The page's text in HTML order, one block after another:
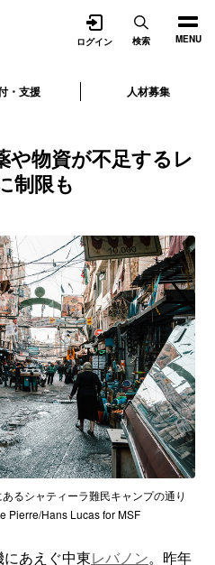
MENU
・支援 人材募集
ログイン 検索
物資が不足するレ
制限も
るシャティーラ難民キャンプの通り
Hans Lucas for MSF
あえぐ中東レバノン。昨年